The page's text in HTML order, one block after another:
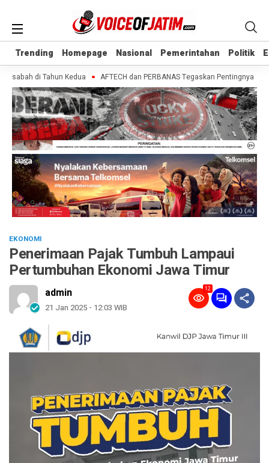
Trending Homepage Nasional Pemerintahan Politik
Trending Homepage Nasional Pemerintahan Politik
di Tahun Kedua AFTECH dan PERBANAS Tegaskan Pentingnya
EKONOMI
Penerimaan Pajak Tumbuh Lampaui
Pertumbuhan Ekonomi Jawa Timur
admin
21 Jan 2025 - 12:03 WIB
12